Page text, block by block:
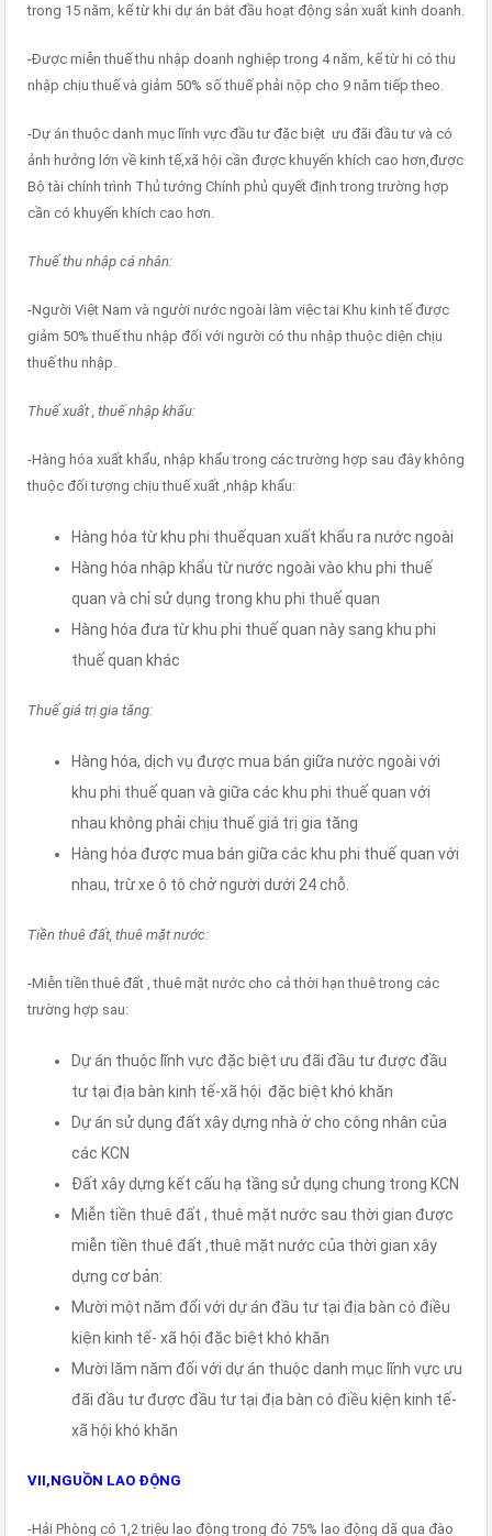
trong 15 năm, kể từ khi dự án bắt đầu hoạt động sản xuất kinh doanh.
-Được miễn thuế thu nhập doanh nghiệp trong 4 năm, kể từ hi có thu
nhập chịu thuế và giảm 50% số thuế phải nộp cho 9 năm tiếp theo.
-Dự án thuộc danh mục lĩnh vực đầu tư đặc biệt ưu đãi đầu tư và có
ảnh hưởng lớn về kinh tế,xã hội cần được khuyến khích cao hơn,được
Bộ tài chính trình Thủ tướng Chính phủ quyết định trong trường hợp
cần có khuyến khích cao hơn.
Thuế thu nhập cá nhân:
-Người Việt Nam và người nước ngoài làm việc tai Khu kinh tế được
giảm 50% thuế thu nhập đối với người có thu nhập thuộc diện chịu
thuế thu nhập.
Thuế xuất , thuế nhập khẩu:
-Hàng hóa xuất khẩu, nhập khẩu trong các trường hợp sau đây không
thuộc đối tượng chịu thuế xuất ,nhập khẩu:
Hàng hóa từ khu phi thuếquan xuất khẩu ra nước ngoài
Hàng hóa nhập khẩu từ nước ngoài vào khu phi thuế
quan và chỉ sử dụng trong khu phi thuế quan
Hàng hóa đưa từ khu phi thuế quan này sang khu phi
thuế quan khác
Thuế giá trị gia tăng:
Hàng hóa, dịch vụ được mua bán giữa nước ngoài với
khu phi thuế quan và giữa các khu phi thuế quan với
nhau không phải chịu thuế giá trị gia tăng
Hàng hóa được mua bán giữa các khu phi thuế quan với
nhau, trừ xe ô tô chở người dưới 24 chỗ.
Tiền thuê đất, thuê mặt nước:
-Miễn tiền thuê đất , thuê mặt nước cho cả thời hạn thuê trong các
trường hợp sau:
Dự án thuộc lĩnh vực đặc biệt ưu đãi đầu tư được đầu
tư tại địa bàn kinh tế-xã hội đặc biệt khó khăn
Dự án sử dụng đất xây dựng nhà ở cho công nhân của
các KCN
Đất xây dựng kết cấu hạ tầng sử dụng chung trong KCN
Miễn tiền thuê đất , thuê mặt nước sau thời gian được
miễn tiền thuê đất ,thuê mặt nước của thời gian xây
dựng cơ bản:
Mười một năm đối với dự án đầu tư tại địa bàn có điều
kiện kinh tế- xã hội đặc biệt khó khăn
Mười lăm năm đối với dự án thuộc danh mục lĩnh vực ưu
đãi đầu tư được đầu tư tại địa bàn có điều kiện kinh tế-
xã hội khó khăn
VII,NGUỒN LAO ĐỘNG
-Hải Phòng có 1,2 triệu lao động trong đó 75% lao động dã qua đào